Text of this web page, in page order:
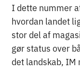
I dette nummer
hvordan landet
stor del af
gør status over
det landskab, IM